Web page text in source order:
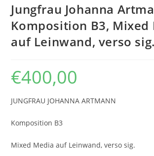
Jungfrau Johanna
Komposition B3, Mixed
auf Leinwand, verso sig.
€400,00
JUNGFRAU JOHANNA ARTMANN
Komposition B3
Mixed Media auf Leinwand, verso sig.